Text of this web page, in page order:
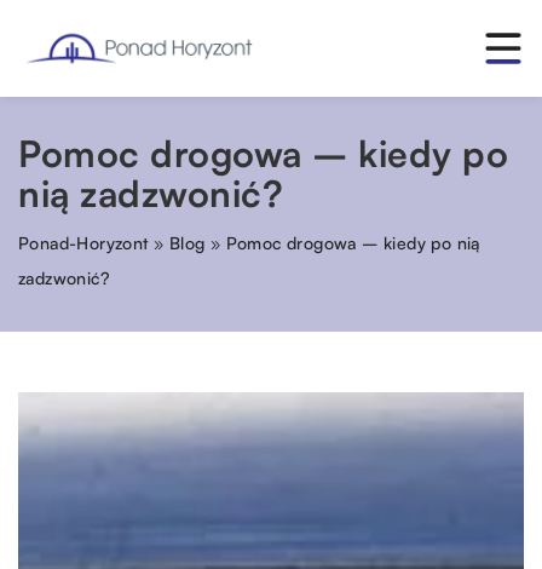
Pomoc drogowa – kiedy po
nią zadzwonić?
Ponad-Horyzont» Blog » Pomoc drogowa – kiedy po nią
zadzwonić?